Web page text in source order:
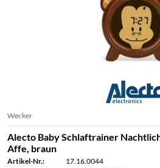
Wecker
Alecto Baby Schlaftrainer
Affe, braun
Artikel-Nr.:
17.16.0044